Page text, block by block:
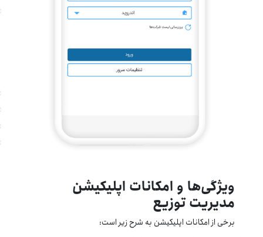
ویژگی‌ها و امکانات اپلیکیشن
مدیریت توزیع
برخی از امکانات اپلیکیشن به شرح زیر است: